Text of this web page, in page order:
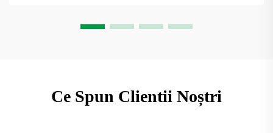
Ce Spun Clientii Noștri